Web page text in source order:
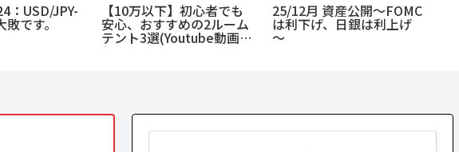
：USD/JPY-
です。
【10万以下】初心者でも
安心、おすすめの2ルーム
テント3選(Youtube動画
25/12月 資産公開～FOMC
は利下げ、日銀は利上げ
～